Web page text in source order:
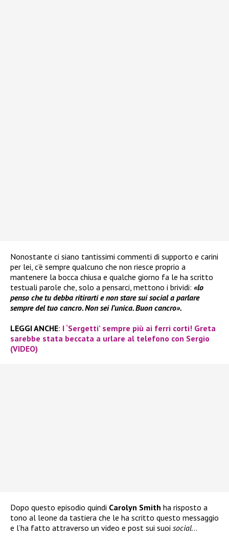
Nonostante ci siano tantissimi commenti di supporto e carini
per lei, c’è sempre qualcuno che non riesce proprio a
mantenere la bocca chiusa e qualche giorno fa le ha scritto
testuali parole che, solo a pensarci, mettono i brividi: «lo
penso che tu debba ritirarti e non stare sui social a parlare
sempre del tuo cancro. Non sei I’unica. Buon cancro».
LEGGI ANCHE: I ‘Sergetti’ sempre più ai ferri corti! Greta
sarebbe stata beccata a urlare al telefono con Sergio
(VIDEO)
Dopo questo episodio quindi Carolyn Smith ha risposto a
tono al leone da tastiera che le ha scritto questo messaggio
e l’ha fatto attraverso un video e post sui suoi social…